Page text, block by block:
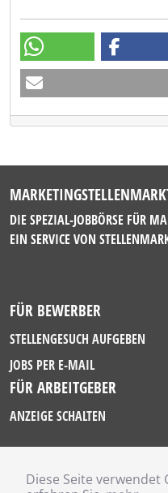
Diese Seite verwendet
DIE SPEZIAL-JOBBÖRSE FÜR
EIN SERVICE VON
FÜR BEWERBER
STELLENGESUCH AUFGEBEN
JOBS PER E-MAIL
FÜR ARBEITGEBER
ANZEIGE SCHALTEN
IMPRESSUM